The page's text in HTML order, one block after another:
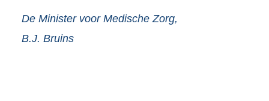
De Minister voor Medische Zorg,
B.J. Bruins